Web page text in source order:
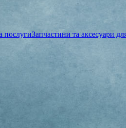
послугиЗапчастини та аксесуари